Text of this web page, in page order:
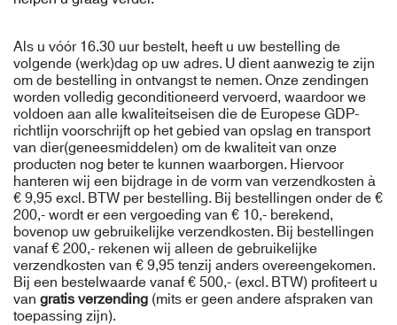
Als u vóór 16.30 uur bestelt, heeft u uw bestelling de
volgende (werk)dag op uw adres. U dient aanwezig te zijn
om de bestelling in ontvangst te nemen. Onze zendingen
worden volledig geconditioneerd vervoerd, waardoor we
voldoen aan alle kwaliteitseisen die de Europese GDP-
richtlijn voorschrijft op het gebied van opslag en transport
van dier(geneesmiddelen) om de kwaliteit van onze
producten nog beter te kunnen waarborgen. Hiervoor
hanteren wij een bijdrage in de vorm van verzendkosten à
€ 9,95 excl. BTW per bestelling. Bij bestellingen onder de €
200,- wordt er een vergoeding van € 10,- berekend,
bovenop uw gebruikelijke verzendkosten. Bij bestellingen
vanaf € 200,- rekenen wij alleen de gebruikelijke
verzendkosten van € 9,95 tenzij anders overeengekomen.
Bij een bestelwaarde vanaf € 500,- (excl. BTW) profiteert u
van gratis verzending (mits er geen andere afspraken van
toepassing zijn).